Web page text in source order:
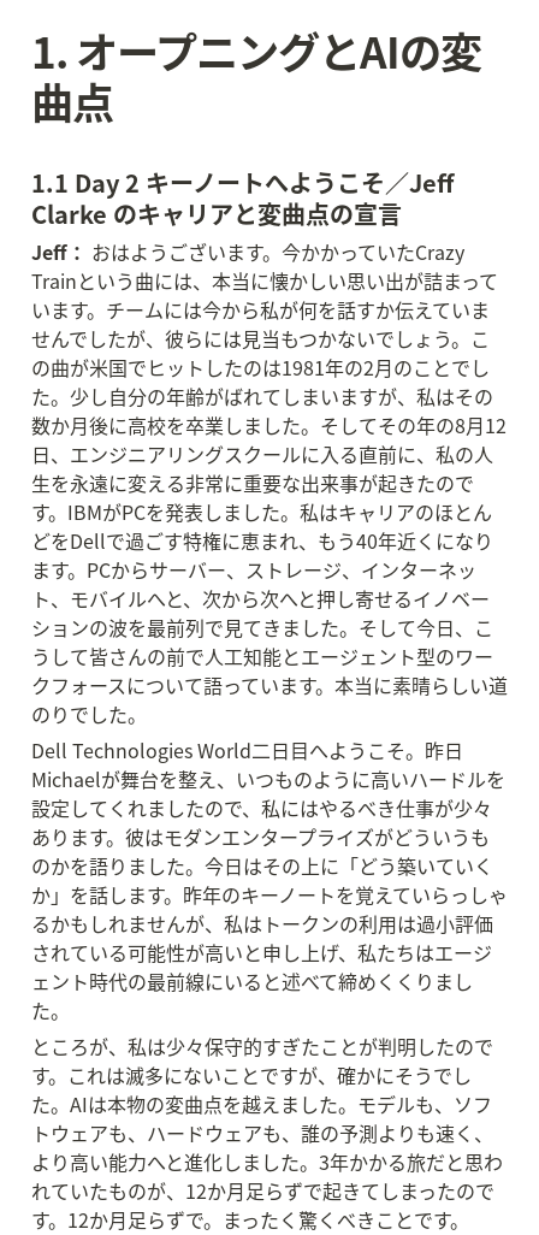
1. オープニングとAIの変
曲点
1.1 Day 2 キーノートへようこそ／Jeff
Clarke のキャリアと変曲点の宣言
Jeff： おはようございます。今かかっていたCrazy
Trainという曲には、本当に懐かしい思い出が詰まって
います。チームには今から私が何を話すか伝えていま
せんでしたが、彼らには見当もつかないでしょう。こ
の曲が米国でヒットしたのは1981年の2月のことでし
た。少し自分の年齢がばれてしまいますが、私はその
数か月後に高校を卒業しました。そしてその年の8月12
日、エンジニアリングスクールに入る直前に、私の人
生を永遠に変える非常に重要な出来事が起きたので
す。IBMがPCを発表しました。私はキャリアのほとん
どをDellで過ごす特権に恵まれ、もう40年近くになり
ます。PCからサーバー、ストレージ、インターネッ
ト、モバイルへと、次から次へと押し寄せるイノベー
ションの波を最前列で見てきました。そして今日、こ
うして皆さんの前で人工知能とエージェント型のワー
クフォースについて語っています。本当に素晴らしい道
のりでした。
Dell Technologies World二日目へようこそ。昨日
Michaelが舞台を整え、いつものように高いハードルを
設定してくれましたので、私にはやるべき仕事が少々
あります。彼はモダンエンタープライズがどういうも
のかを語りました。今日はその上に「どう築いていく
か」を話します。昨年のキーノートを覚えていらっしゃ
るかもしれませんが、私はトークンの利用は過小評価
されている可能性が高いと申し上げ、私たちはエージ
ェント時代の最前線にいると述べて締めくくりまし
た。
ところが、私は少々保守的すぎたことが判明したので
す。これは滅多にないことですが、確かにそうでし
た。AIは本物の変曲点を越えました。モデルも、ソフ
トウェアも、ハードウェアも、誰の予測よりも速く、
より高い能力へと進化しました。3年かかる旅だと思わ
れていたものが、12か月足らずで起きてしまったので
す。12か月足らずで。まったく驚くべきことです。